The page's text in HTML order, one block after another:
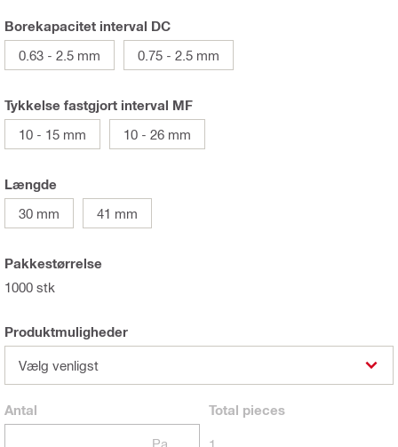
Borekapacitet interval DC
0.63 - 2.5 mm
0.75 - 2.5 mm
Tykkelse fastgjort interval MF
10 - 15 mm
10 - 26 mm
Længde
30 mm
41 mm
Pakkestørrelse
1000 stk
Produktmuligheder
Vælg venligst
Antal Total pieces